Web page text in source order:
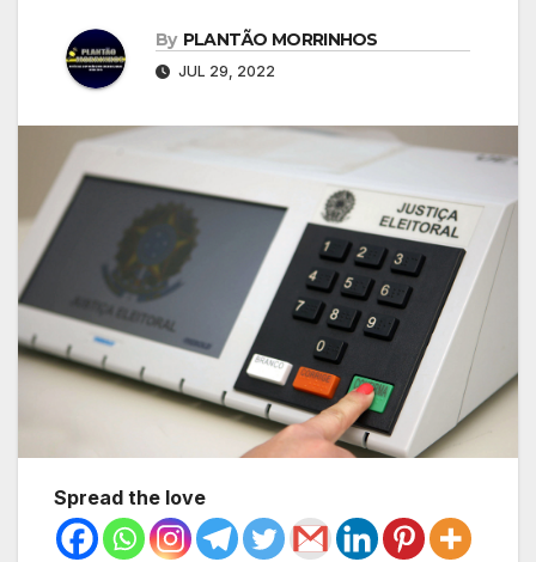
By PLANTÃO MORRINHOS
JUL 29, 2022
Spread the love